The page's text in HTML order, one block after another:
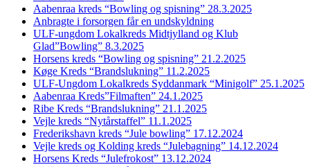
Aabenraa kreds “Bowling og spisning” 28.3.2025
Anbragte i forsorgen får en undskyldning
ULF-ungdom Lokalkreds Midtjylland og Klub
Glad”Bowling” 8.3.2025
Horsens kreds “Bowling og spisning” 21.2.2025
Køge Kreds “Brandslukning” 11.2.2025
ULF-Ungdom Lokalkreds Syddanmark “Minigolf” 25.1.2025
Aabenraa Kreds”Filmaften” 24.1.2025
Ribe Kreds “Brandslukning” 21.1.2025
Vejle kreds “Nytårstaffel” 11.1.2025
Frederikshavn kreds “Jule bowling” 17.12.2024
Vejle kreds og Kolding kreds “Julebagning” 14.12.2024
Horsens Kreds “Julefrokost” 13.12.2024